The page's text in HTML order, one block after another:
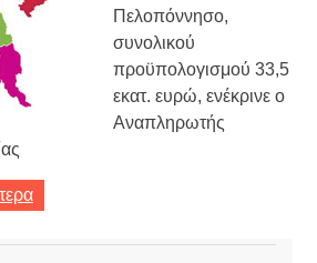
Πελοπόννησο,
συνολικού
προϋπολογισμού 33,5
εκατ. ευρώ, ενέκρινε ο
Αναπληρωτής